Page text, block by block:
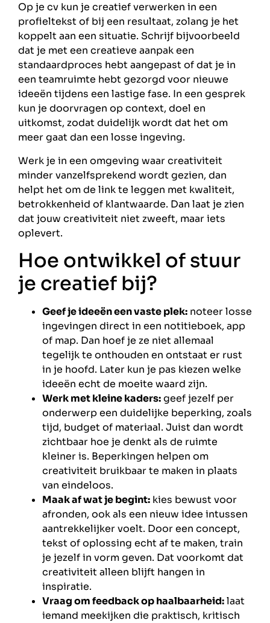
Op je cv kun je creatief verwerken in een
profieltekst of bij een resultaat, zolang je het
koppelt aan een situatie. Schrijf bijvoorbeeld
dat je met een creatieve aanpak een
standaardproces hebt aangepast of dat je in
een teamruimte hebt gezorgd voor nieuwe
ideeën tijdens een lastige fase. In een gesprek
kun je doorvragen op context, doel en
uitkomst, zodat duidelijk wordt dat het om
meer gaat dan een losse ingeving.
Werk je in een omgeving waar creativiteit
minder vanzelfsprekend wordt gezien, dan
helpt het om de link te leggen met kwaliteit,
betrokkenheid of klantwaarde. Dan laat je zien
dat jouw creativiteit niet zweeft, maar iets
oplevert.
Hoe ontwikkel of stuur
je creatief bij?
Geef je ideeën een vaste plek: noteer losse
ingevingen direct in een notitieboek, app
of map. Dan hoef je ze niet allemaal
tegelijk te onthouden en ontstaat er rust
in je hoofd. Later kun je pas kiezen welke
ideeën echt de moeite waard zijn.
Werk met kleine kaders:geef jezelf per
onderwerp een duidelijke beperking, zoals
tijd, budget of materiaal. Juist dan wordt
zichtbaar hoe je denkt als de ruimte
kleiner is. Beperkingen helpen om
creativiteit bruikbaar te maken in plaats
van eindeloos.
Maak af wat je begint: kies bewust voor
afronden, ook als een nieuw idee intussen
aantrekkelijker voelt. Door een concept,
tekst of oplossing echt af te maken, train
je jezelf in vorm geven. Dat voorkomt dat
creativiteit alleen blijft hangen in
inspiratie.
Vraag om feedback op haalbaarheid:laat
iemand meekijken die praktisch, kritisch